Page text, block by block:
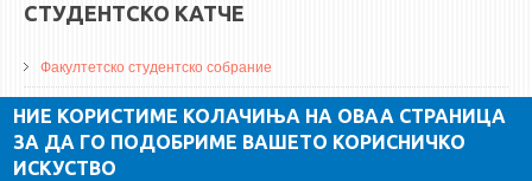
СТУДЕНТСКО КАТЧЕ
Факултетско студентско собрание
ДА Винчи магазин
Алумни асоцијација
НИЕ КОРИСТИМЕ КОЛАЧИЊА НА ОВАА СТРАНИЦА
ЗА ДА ГО ПОДОБРИМЕ ВАШЕТО КОРИСНИЧКО
ИСКУСТВО